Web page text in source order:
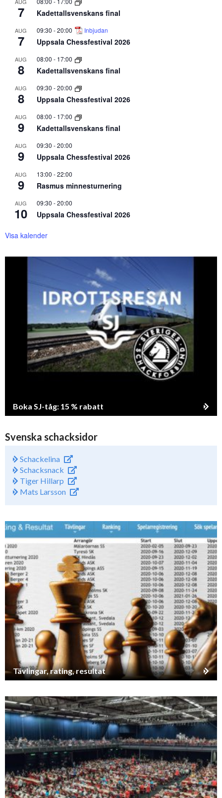
7 Kadettallsvenskans final
AUG
7
09:30 -20:00 Inbjudan
Uppsala Chessfestival 2026
AUG
8
08:00 - 17:00
Kadettallsvenskans final
AUG
8
09:30 -20:00
Uppsala Chessfestival 2026
AUG
9
08:00 - 17:00
Kadettallsvenskans final
AUG
9
09:30 -20:00
Uppsala Chessfestival 2026
AUG
9
13:00 -22:00
Rasmus minnesturnering
AUG
10
09:30 -20:00
Uppsala Chessfestival 2026
Visa kalender
Boka SJ-tåg: 15 % rabatt
Svenska schacksidor
Schackelina
Schacksnack
Tiger Hillarp
Mats Larsson
Tävlingar, rating, resultat